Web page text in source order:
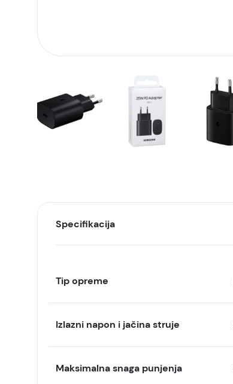
Specifikacija
Tip opreme
Izlazni napon i jačina struje
Maksimalna snaga punjenja